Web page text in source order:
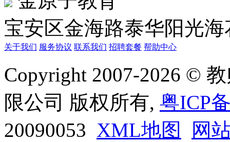
宝安区金海路泰华阳光
关于我们 服务协议 联系我们 招聘套餐 帮助中心
Copyright 2007-2026 ©
限公司 版权所有, 粤ICP
20090053 XML地图 网